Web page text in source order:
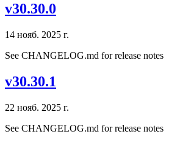
v30.30.0
14 нояб. 2025 г.
See CHANGELOG.md for release notes
v30.30.1
22 нояб. 2025 г.
See CHANGELOG.md for release notes